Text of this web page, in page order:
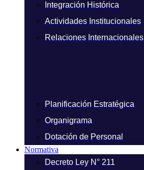
Integración Histórica
Actividades Institucionales
Relaciones Internacionales
Planificación Estratégica
Organigrama
Dotación de Personal
Normativa
Decreto Ley N° 211